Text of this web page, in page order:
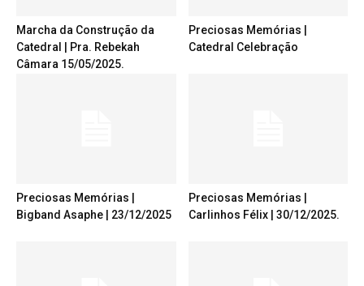
Marcha da Construção da
Catedral | Pra. Rebekah
Câmara 15/05/2025.
Preciosas Memórias |
Catedral Celebração
Preciosas Memórias |
Bigband Asaphe | 23/12/2025
Preciosas Memórias |
Carlinhos Félix | 30/12/2025.